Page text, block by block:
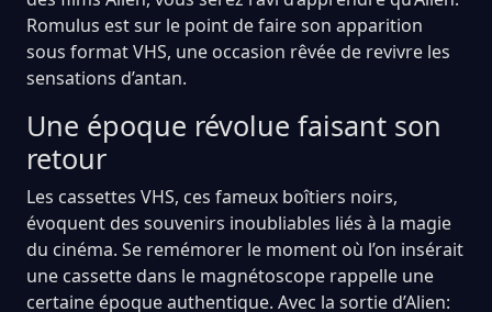
Romulus est sur le point de faire son apparition
sous format VHS, une occasion rêvée de revivre les
sensations d’antan.
Une époque révolue faisant son
retour
Les cassettes VHS, ces fameux boîtiers noirs,
évoquent des souvenirs inoubliables liés à la magie
du cinéma. Se remémorer le moment où l’on insérait
une cassette dans le magnétoscope rappelle une
certaine époque authentique. Avec la sortie d’Alien: